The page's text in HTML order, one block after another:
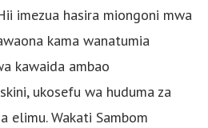
imezua hasira miongoni mwa
kama wanatumia
kawaida ambao
ukosefu wa huduma za
elimu. Wakati Sambom